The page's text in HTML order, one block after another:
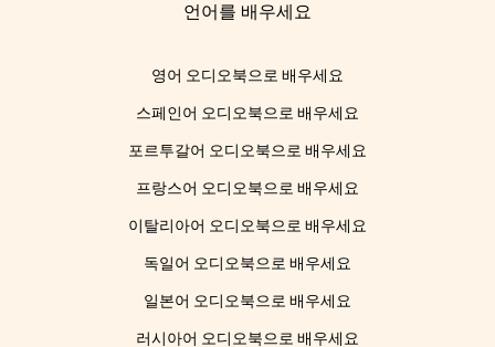
언어를 배우세요
영어 오디오북으로 배우세요
스페인어 오디오북으로 배우세요
포르투갈어 오디오북으로 배우세요
프랑스어 오디오북으로 배우세요
이탈리아어 오디오북으로 배우세요
독일어 오디오북으로 배우세요
일본어 오디오북으로 배우세요
러시아어 오디오북으로 배우세요